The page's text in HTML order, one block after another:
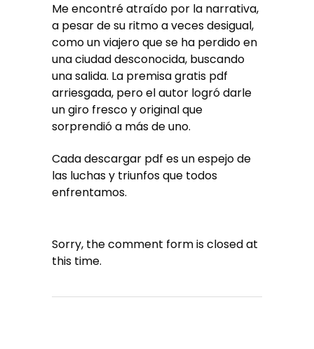
Me encontré atraído por la narrativa,
a pesar de su ritmo a veces desigual,
como un viajero que se ha perdido en
una ciudad desconocida, buscando
una salida. La premisa gratis pdf
arriesgada, pero el autor logró darle
un giro fresco y original que
sorprendió a más de uno.
Cada descargar pdf es un espejo de
las luchas y triunfos que todos
enfrentamos.
Sorry, the comment form is closed at
this time.